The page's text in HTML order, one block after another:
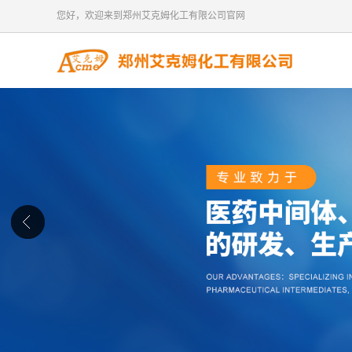
您好，欢迎来到郑州艾克姆化工有限公司官网